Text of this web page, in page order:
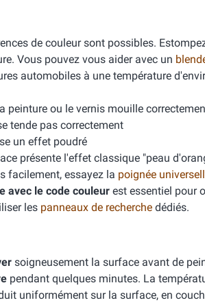
de couleur sont possibles.
Vous pouvez vous aider avec un
automobiles à une température
peinture ou le vernis mouille
tende pas correctement
un effet poudré
présente l'effet classique "peau
facilement, essayez la poignée
avec le code couleur est essentiel pour
les panneaux de recherche dédiés.
soigneusement la surface avant de
pendant quelques minutes. La
uniformément sur la surface, en